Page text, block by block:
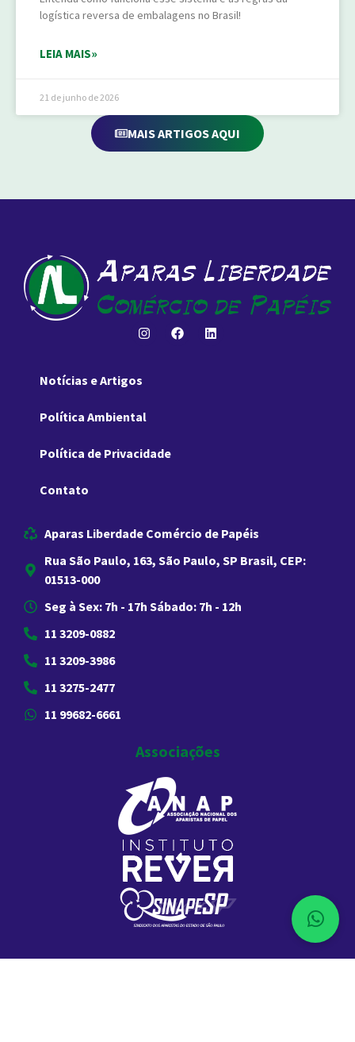
logística reversa de embalagens no Brasil!
LEIA MAIS»
21 de junho de 2026
MAIS ARTIGOS AQUI
Notícias e Artigos
Política Ambiental
Política de Privacidade
Contato
Aparas Liberdade Comércio de Papéis
Rua São Paulo, 163, São Paulo, SP Brasil, CEP:
01513-000
Seg à Sex: 7h - 17h Sábado: 7h - 12h
11 3209-0882
11 3209-3986
11 3275-2477
11 99682-6661
Associações